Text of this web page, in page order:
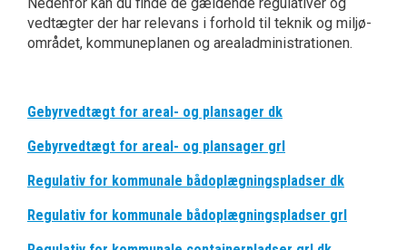
vedtægter der har relevans i forhold til teknik og miljø-
området, kommuneplanen og arealadministrationen.
Gebyrvedtægt for areal- og plansager dk
Gebyrvedtægt for areal- og plansager grl
Regulativ for kommunale bådoplægningspladser dk
Regulativ for kommunale bådoplægningspladser grl